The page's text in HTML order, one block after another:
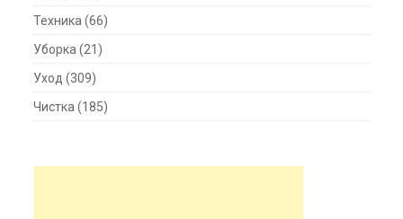
Техника (66)
Уборка (21)
Уход (309)
Чистка (185)